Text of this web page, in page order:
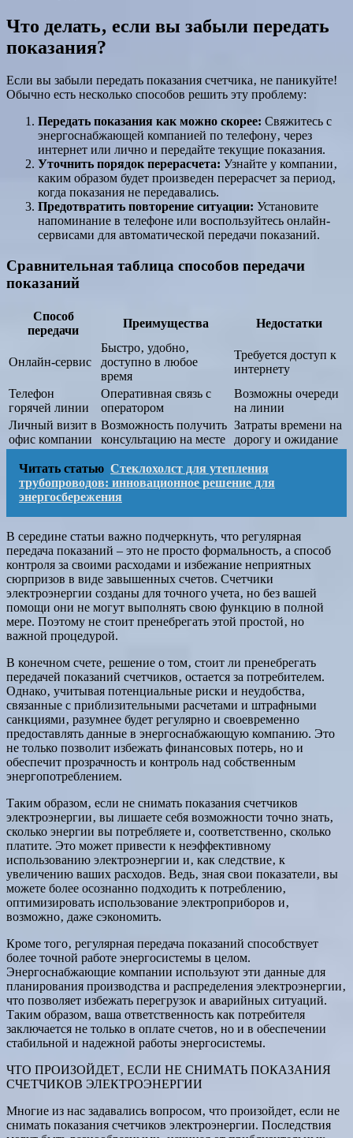
Что делать‚ если вы забыли передать
показания?
Если вы забыли передать показания счетчика‚ не паникуйте!
Обычно есть несколько способов решить эту проблему:
Передать показания как можно скорее: Свяжитесь с
энергоснабжающей компанией по телефону‚ через
интернет или лично и передайте текущие показания.
Уточнить порядок перерасчета: Узнайте у компании‚
каким образом будет произведен перерасчет за период‚
когда показания не передавались.
Предотвратить повторение ситуации: Установите
напоминание в телефоне или воспользуйтесь онлайн-
сервисами для автоматической передачи показаний.
Сравнительная таблица способов передачи
показаний
Способ
передачи
Преимущества Недостатки
Онлайн-сервис
Быстро‚ удобно‚
доступно в любое
время
Требуется доступ к
интернету
Телефон
горячей линии
Оперативная связь с
оператором
Возможны очереди
на линии
Личный визит в
офис компании
Возможность получить
консультацию на месте
Затраты времени на
дорогу и ожидание
Читать статью Стеклохолст для утепления
трубопроводов: инновационное решение для
энергосбережения
В середине статьи важно подчеркнуть‚ что регулярная
передача показаний – это не просто формальность‚ а способ
контроля за своими расходами и избежание неприятных
сюрпризов в виде завышенных счетов. Счетчики
электроэнергии созданы для точного учета‚ но без вашей
помощи они не могут выполнять свою функцию в полной
мере. Поэтому не стоит пренебрегать этой простой‚ но
важной процедурой.
В конечном счете‚ решение о том‚ стоит ли пренебрегать
передачей показаний счетчиков‚ остается за потребителем.
Однако‚ учитывая потенциальные риски и неудобства‚
связанные с приблизительными расчетами и штрафными
санкциями‚ разумнее будет регулярно и своевременно
предоставлять данные в энергоснабжающую компанию. Это
не только позволит избежать финансовых потерь‚ но и
обеспечит прозрачность и контроль над собственным
энергопотреблением.
Таким образом‚ если не снимать показания счетчиков
электроэнергии‚ вы лишаете себя возможности точно знать‚
сколько энергии вы потребляете и‚ соответственно‚ сколько
платите. Это может привести к неэффективному
использованию электроэнергии и‚ как следствие‚ к
увеличению ваших расходов. Ведь‚ зная свои показатели‚ вы
можете более осознанно подходить к потреблению‚
оптимизировать использование электроприборов и‚
возможно‚ даже сэкономить.
Кроме того‚ регулярная передача показаний способствует
более точной работе энергосистемы в целом.
Энергоснабжающие компании используют эти данные для
планирования производства и распределения электроэнергии‚
что позволяет избежать перегрузок и аварийных ситуаций.
Таким образом‚ ваша ответственность как потребителя
заключается не только в оплате счетов‚ но и в обеспечении
стабильной и надежной работы энергосистемы.
ЧТО ПРОИЗОЙДЕТ‚ ЕСЛИ НЕ СНИМАТЬ ПОКАЗАНИЯ
СЧЕТЧИКОВ ЭЛЕКТРОЭНЕРГИИ
Многие из нас задавались вопросом‚ что произойдет‚ если не
снимать показания счетчиков электроэнергии. Последствия